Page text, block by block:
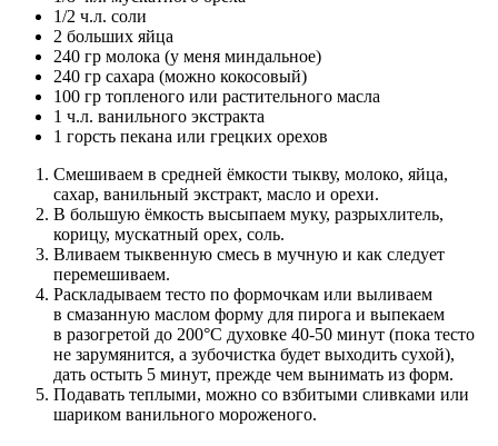
1/2 ч.л. соли
2 больших яйца
240 гр молока (у меня миндальное)
240 гр сахара (можно кокосовый)
100 гр топленого или растительного масла
1 ч.л. ванильного экстракта
1 горсть пекана или грецких орехов
Смешиваем в средней ёмкости тыкву, молоко, яйца,
сахар, ванильный экстракт, масло и орехи.
В большую ёмкость высыпаем муку, разрыхлитель,
корицу, мускатный орех, соль.
Вливаем тыквенную смесь в мучную и как следует
перемешиваем.
Раскладываем тесто по формочкам или выливаем
в смазанную маслом форму для пирога и выпекаем
в разогретой до 200°С духовке 40-50 минут (пока тесто
не зарумянится, а зубочистка будет выходить сухой),
дать остыть 5 минут, прежде чем вынимать из форм.
Подавать теплыми, можно со взбитыми сливками или
шариком ванильного мороженого.